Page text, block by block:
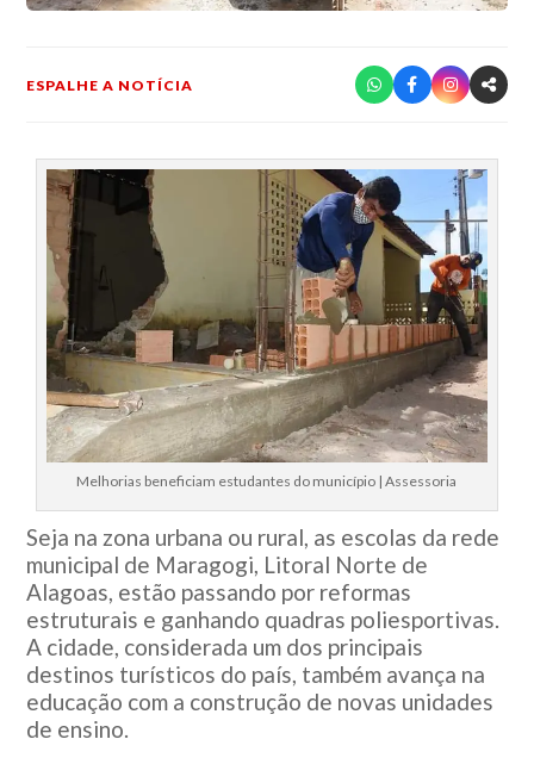
ESPALHE A NOTÍCIA
Melhorias beneficiam estudantes do município | Assessoria
Seja na zona urbana ou rural, as escolas da rede
municipal de Maragogi, Litoral Norte de
Alagoas, estão passando por reformas
estruturais e ganhando quadras poliesportivas.
A cidade, considerada um dos principais
destinos turísticos do país, também avança na
educação com a construção de novas unidades
de ensino.